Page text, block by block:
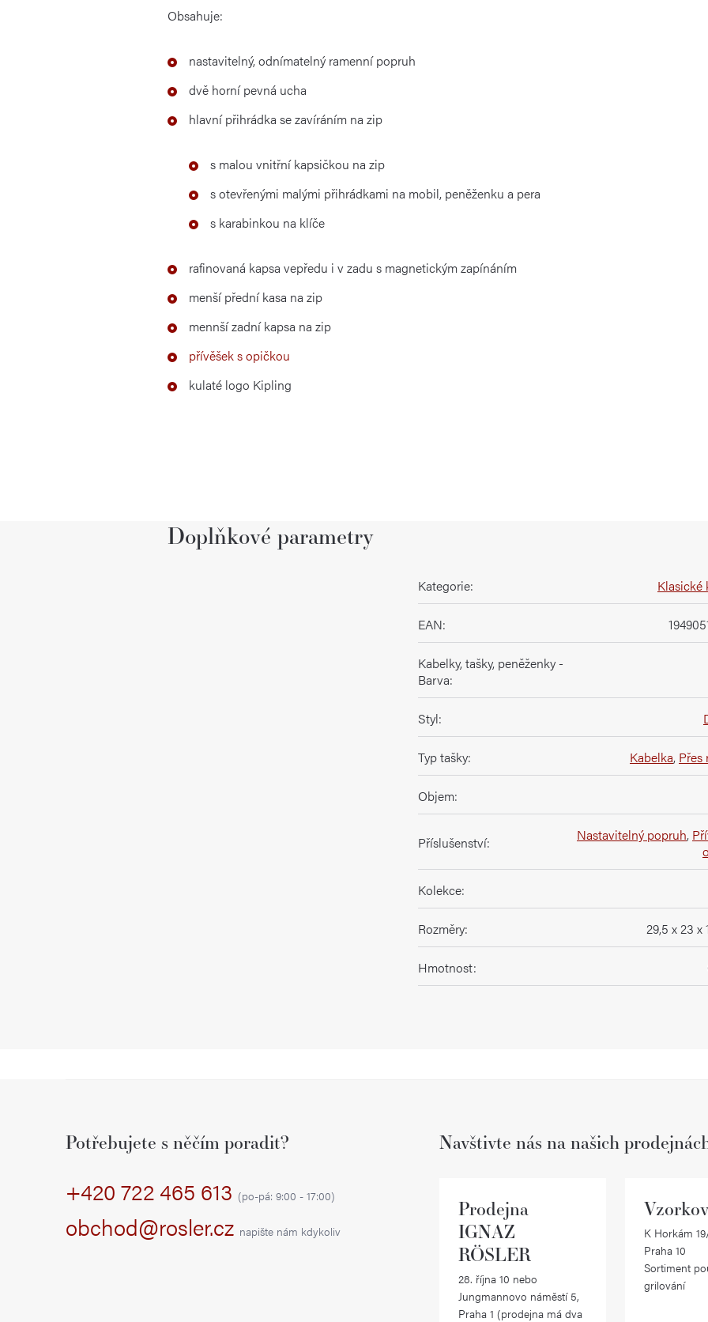
Obsahuje:
nastavitelný, odnímatelný ramenní popruh
dvě horní pevná ucha
hlavní přihrádka se zavíráním na zip
s malou vnitřní kapsičkou na zip
s otevřenými malými přihrádkami na mobil, peněženku a pera
s karabinkou na klíče
rafinovaná kapsa vepředu i v zadu s magnetickým zapínáním
menší přední kasa na zip
mennší zadní kapsa na zip
přívěšek s opičkou
kulaté logo Kipling
Doplňkové parametry
Kategorie: Klasické
EAN:
Kabelky, tašky, peněženky -
Barva:
Styl:
Typ tašky: Kabelka, Přes
Objem:
Příslušenství: Nastavitelný popruh,
Kolekce:
Rozměry: 29,5 x 23 x
Hmotnost:
Potřebujete s něčím poradit?
+420 722 465 613 (po-pá: 9:00 - 17:00)
obchod@rosler.cz napište nám kdykoliv
Navštivte nás na našich
Prodejna
IGNAZ
RÖSLER
28. října 10 nebo
Jungmannovo náměstí 5,
Praha 1 (prodejna má dva
K Horkám
Praha 10
Sortiment
grilování